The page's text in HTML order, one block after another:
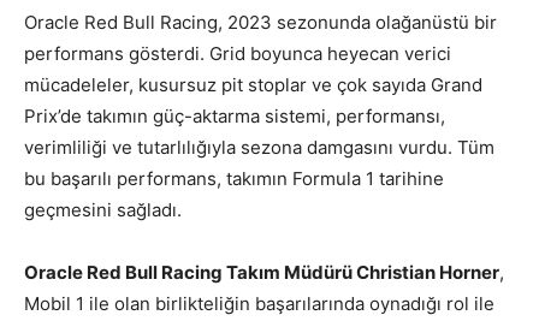
Oracle Red Bull Racing, 2023 sezonunda olağanüstü bir
performans gösterdi. Grid boyunca heyecan verici
mücadeleler, kusursuz pit stoplar ve çok sayıda Grand
Prix’de takımın güç-aktarma sistemi, performansı,
verimliliği ve tutarlılığıyla sezona damgasını vurdu. Tüm
bu başarılı performans, takımın Formula 1 tarihine
geçmesini sağladı.
Oracle Red Bull Racing Takım Müdürü Christian Horner,
Mobil 1 ile olan birlikteliğin başarılarında oynadığı rol ile